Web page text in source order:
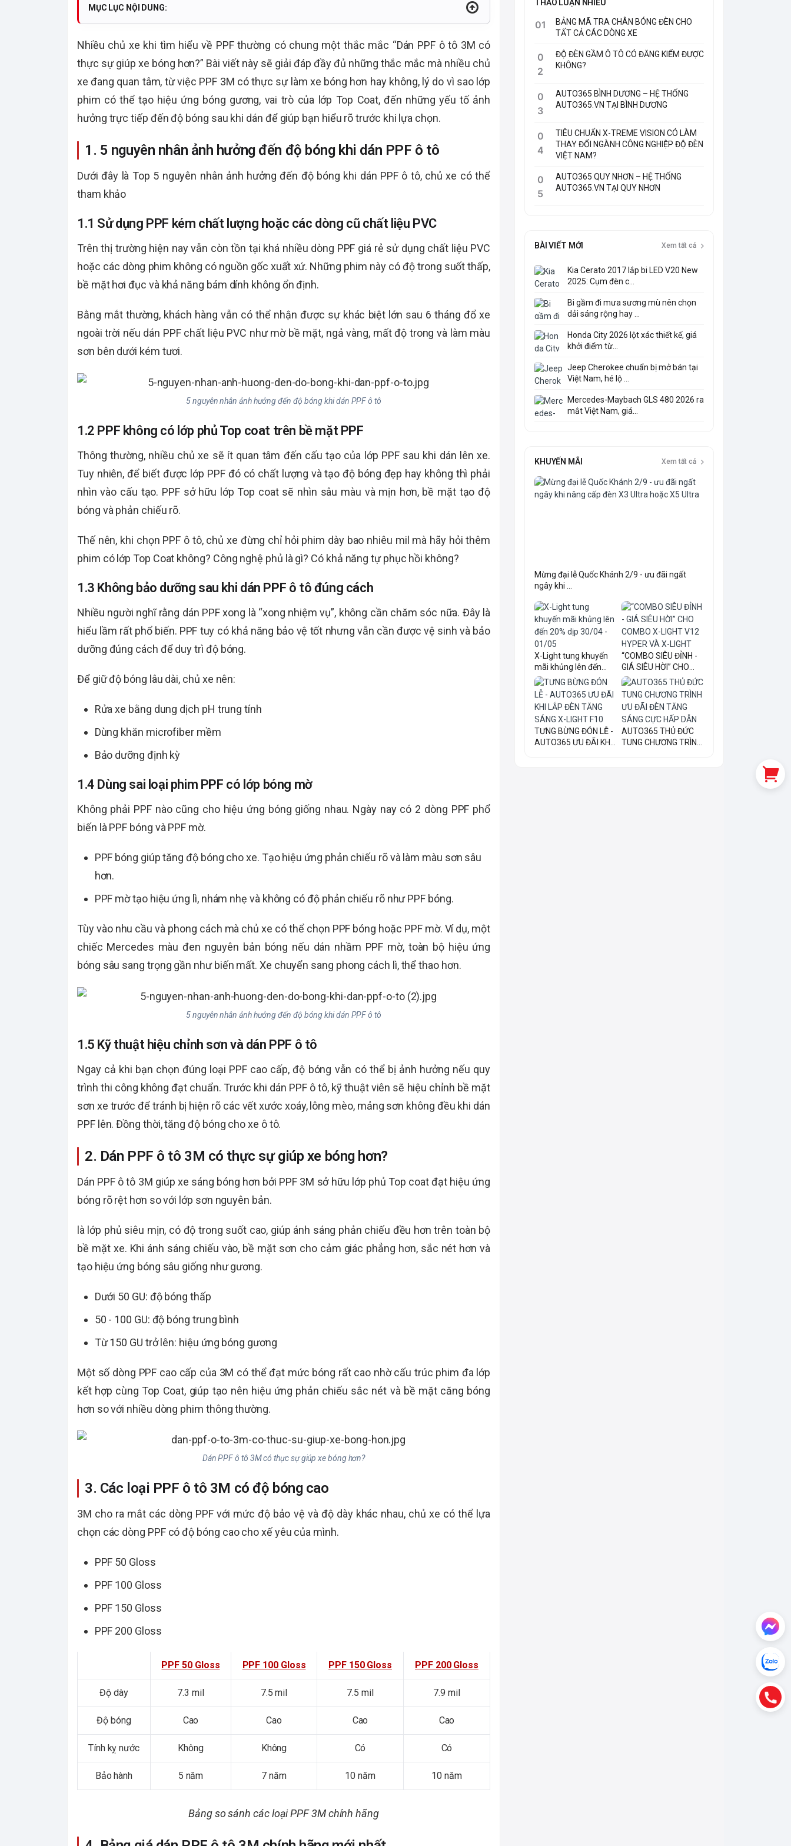
MỤC LỤC NỘI DUNG:
Nhiều chủ xe khi tìm hiểu về PPF thường có chung một thắc mắc “Dán PPF ô tô 3M có
thực sự giúp xe bóng hơn?” Bài viết này sẽ giải đáp đầy đủ những thắc mắc mà nhiều chủ
xe đang quan tâm, từ việc PPF 3M có thực sự làm xe bóng hơn hay không, lý do vì sao lớp
phim có thể tạo hiệu ứng bóng gương, vai trò của lớp Top Coat, đến những yếu tố ảnh
hưởng trực tiếp đến độ bóng sau khi dán để giúp bạn hiểu rõ trước khi lựa chọn.
1. 5 nguyên nhân ảnh hưởng đến độ bóng khi dán PPF ô tô
Dưới đây là Top 5 nguyên nhân ảnh hưởng đến độ bóng khi dán PPF ô tô, chủ xe có thể
tham khảo
1.1 Sử dụng PPF kém chất lượng hoặc các dòng cũ chất liệu PVC
Trên thị trường hiện nay vẫn còn tồn tại khá nhiều dòng PPF giá rẻ sử dụng chất liệu PVC
hoặc các dòng phim không có nguồn gốc xuất xứ. Những phim này có độ trong suốt thấp,
bề mặt hơi đục và khả năng bám dính không ổn định.
Bằng mắt thường, khách hàng vẫn có thể nhận được sự khác biệt lớn sau 6 tháng đổ xe
ngoài trời nếu dán PPF chất liệu PVC như mờ bề mặt, ngả vàng, mất độ trong và làm màu
sơn bên dưới kém tươi.
5 nguyên nhân ảnh hưởng đến độ bóng khi dán PPF ô tô
1.2 PPF không có lớp phủ Top coat trên bề mặt PPF
Thông thường, nhiều chủ xe sẽ ít quan tâm đến cấu tạo của lớp PPF sau khi dán lên xe.
Tuy nhiên, để biết được lớp PPF đó có chất lượng và tạo độ bóng đẹp hay không thì phải
nhìn vào cấu tạo. PPF sở hữu lớp Top coat sẽ nhìn sâu màu và mịn hơn, bề mặt tạo độ
bóng và phản chiếu rõ.
Thế nên, khi chọn PPF ô tô, chủ xe đừng chỉ hỏi phim dày bao nhiêu mil mà hãy hỏi thêm
phim có lớp Top Coat không? Công nghệ phủ là gì? Có khả năng tự phục hồi không?
1.3 Không bảo dưỡng sau khi dán PPF ô tô đúng cách
Nhiều người nghĩ rằng dán PPF xong là “xong nhiệm vụ”, không cần chăm sóc nữa. Đây là
hiểu lầm rất phổ biến. PPF tuy có khả năng bảo vệ tốt nhưng vẫn cần được vệ sinh và bảo
dưỡng đúng cách để duy trì độ bóng.
Để giữ độ bóng lâu dài, chủ xe nên:
Rửa xe bằng dung dịch pH trung tính
Dùng khăn microfiber mềm
Bảo dưỡng định kỳ
1.4 Dùng sai loại phim PPF có lớp bóng mờ
Không phải PPF nào cũng cho hiệu ứng bóng giống nhau. Ngày nay có 2 dòng PPF phổ
biến là PPF bóng và PPF mờ.
PPF bóng giúp tăng độ bóng cho xe. Tạo hiệu ứng phản chiếu rõ và làm màu sơn sâu
hơn.
PPF mờ tạo hiệu ứng lì, nhám nhẹ và không có độ phản chiếu rõ như PPF bóng.
Tùy vào nhu cầu và phong cách mà chủ xe có thể chọn PPF bóng hoặc PPF mờ. Ví dụ, một
chiếc Mercedes màu đen nguyên bản bóng nếu dán nhầm PPF mờ, toàn bộ hiệu ứng
bóng sâu sang trọng gần như biến mất. Xe chuyển sang phong cách lì, thể thao hơn.
5 nguyên nhân ảnh hưởng đến độ bóng khi dán PPF ô tô
1.5 Kỹ thuật hiệu chỉnh sơn và dán PPF ô tô
Ngay cả khi bạn chọn đúng loại PPF cao cấp, độ bóng vẫn có thể bị ảnh hưởng nếu quy
trình thi công không đạt chuẩn. Trước khi dán PPF ô tô, kỹ thuật viên sẽ hiệu chỉnh bề mặt
sơn xe trước để tránh bị hiện rõ các vết xước xoáy, lông mèo, mảng sơn không đều khi dán
PPF lên. Đồng thời, tăng độ bóng cho xe ô tô.
2. Dán PPF ô tô 3M có thực sự giúp xe bóng hơn?
Dán PPF ô tô 3M giúp xe sáng bóng hơn bởi PPF 3M sở hữu lớp phủ Top coat đạt hiệu ứng
bóng rõ rệt hơn so với lớp sơn nguyên bản.
là lớp phủ siêu mịn, có độ trong suốt cao, giúp ánh sáng phản chiếu đều hơn trên toàn bộ
bề mặt xe. Khi ánh sáng chiếu vào, bề mặt sơn cho cảm giác phẳng hơn, sắc nét hơn và
tạo hiệu ứng bóng sâu giống như gương.
Dưới 50 GU: độ bóng thấp
50 - 100 GU: độ bóng trung bình
Từ 150 GU trở lên: hiệu ứng bóng gương
Một số dòng PPF cao cấp của 3M có thể đạt mức bóng rất cao nhờ cấu trúc phim đa lớp
kết hợp cùng Top Coat, giúp tạo nên hiệu ứng phản chiếu sắc nét và bề mặt căng bóng
hơn so với nhiều dòng phim thông thường.
Dán PPF ô tô 3M có thực sự giúp xe bóng hơn?
3. Các loại PPF ô tô 3M có độ bóng cao
3M cho ra mắt các dòng PPF với mức độ bảo vệ và độ dày khác nhau, chủ xe có thể lựa
chọn các dòng PPF có độ bóng cao cho xế yêu của mình.
PPF 50 Gloss
PPF 100 Gloss
PPF 150 Gloss
PPF 200 Gloss
PPF 50 Gloss PPF 100 Gloss PPF 150 Gloss PPF 200 Gloss
Độ dày 7.3 mil 7.5 mil 7.5 mil 7.9 mil
Độ bóng Cao Cao Cao Cao
Tính kỵ nước Không Không Có Có
Bảo hành 5 năm 7 năm 10 năm 10 năm
Bảng so sánh các loại PPF 3M chính hãng
4. Bảng giá dán PPF ô tô 3M chính hãng mới nhất
01
BẢNG MÃ TRA CHÂN BÓNG ĐÈN CHO
TẤT CẢ CÁC DÒNG XE
0
2
ĐỘ ĐÈN GẦM Ô TÔ CÓ ĐĂNG KIỂM ĐƯỢC
KHÔNG?
0
3
AUTO365 BÌNH DƯƠNG – HỆ THỐNG
AUTO365.VN TẠI BÌNH DƯƠNG
0
4
TIÊU CHUẨN X-TREME VISION CÓ LÀM
THAY ĐỔI NGÀNH CÔNG NGHIỆP ĐỘ ĐÈN
VIỆT NAM?
0
5
AUTO365 QUY NHƠN – HỆ THỐNG
AUTO365.VN TẠI QUY NHƠN
BÀI VIẾT MỚI Xem tất cả
Kia Cerato 2017 lắp bi LED V20 New
2025: Cụm đèn c...
Bi gầm đi mưa sương mù nên chọn
dải sáng rộng hay ...
Honda City 2026 lột xác thiết kế, giá
khởi điểm từ...
Jeep Cherokee chuẩn bị mở bán tại
Việt Nam, hé lộ ...
Mercedes-Maybach GLS 480 2026 ra
mắt Việt Nam, giá...
KHUYẾN MÃI Xem tất cả
Mừng đại lễ Quốc Khánh 2/9 - ưu đãi ngất
ngây khi ...
X-Light tung khuyến
mãi khủng lên đến
20...
“COMBO SIÊU ĐỈNH -
GIÁ SIÊU HỜI” CHO
COM...
TƯNG BỪNG ĐÓN LỄ -
AUTO365 ƯU ĐÃI KHI
AUTO365 THỦ ĐỨC
TUNG CHƯƠNG TRÌNH